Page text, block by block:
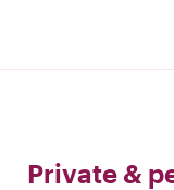
Private &